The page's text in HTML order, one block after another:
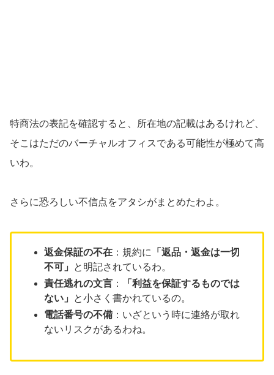
特商法の表記を確認すると、所在地の記載はあるけれど、
そこはただのバーチャルオフィスである可能性が極めて高
いわ。
さらに恐ろしい不信点をアタシがまとめたわよ。
返金保証の不在 ：規約に
「返品・返金は一切
不可」
と明記されているわ。
責任逃れの文言 ：
「利益を保証するものでは
ない」
と小さく書かれているの。
電話番号の不備 ：いざという時に連絡が取れ
ないリスクがあるわね。